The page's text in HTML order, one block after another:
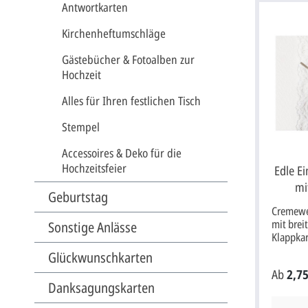
Antwortkarten
Kirchenheftumschläge
Gästebücher & Fotoalben zur
Hochzeit
Alles für Ihren festlichen Tisch
Stempel
Accessoires & Deko für die
Hochzeitsfeier
Geburtstag
Sonstige Anlässe
Glückwunschkarten
Danksagungskarten
die
im
viel
ein
auf der
Edle
mit
Ab